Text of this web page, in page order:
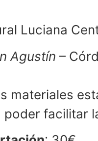
Luciana
Agustín –
facilitar